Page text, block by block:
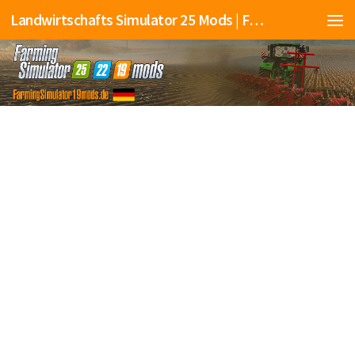
Landwirtschafts Simulator 25 Mods | Farming Simulator 25 Mods | FS25 Mods